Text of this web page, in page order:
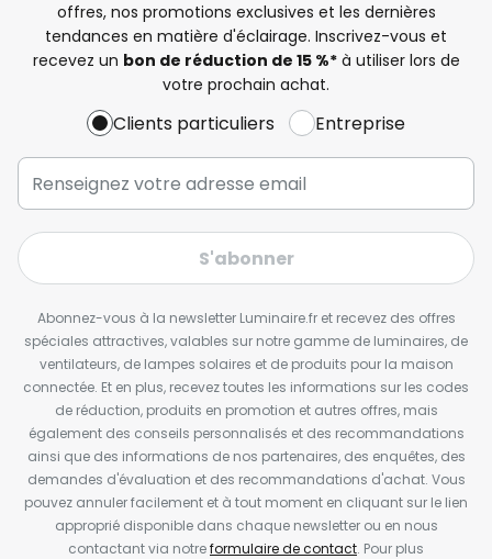
offres, nos promotions exclusives et les dernières
tendances en matière d'éclairage. Inscrivez-vous et
recevez un bon de réduction de 15 %*à utiliser lors de
votre prochain achat.
Clients particuliers Entreprise
S'abonner
Abonnez-vous à la newsletter Luminaire.fr et recevez des offres
spéciales attractives, valables sur notre gamme de luminaires, de
ventilateurs, de lampes solaires et de produits pour la maison
connectée. Et en plus, recevez toutes les informations sur les codes
de réduction, produits en promotion et autres offres, mais
également des conseils personnalisés et des recommandations
ainsi que des informations de nos partenaires, des enquêtes, des
demandes d'évaluation et des recommandations d'achat. Vous
pouvez annuler facilement et à tout moment en cliquant sur le lien
approprié disponible dans chaque newsletter ou en nous
contactant via notreformulaire de contact. Pour plus